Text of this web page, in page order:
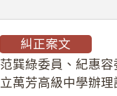
人員保障法」及「職
所定維護公務人員
糾正案文
范巽綠委員、紀惠
立萬芳高級中學辦